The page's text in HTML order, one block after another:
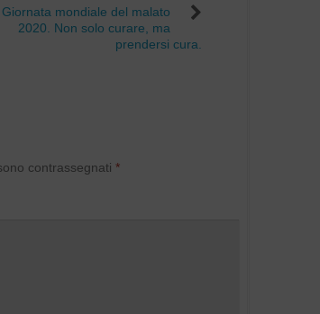
Giornata mondiale del malato
2020. Non solo curare, ma
prendersi cura.
contrassegnati *